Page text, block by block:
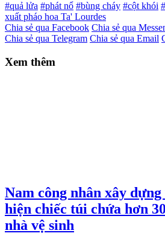
#quả lửa #phát nổ #bùng cháy #cột khói
xuất pháo hoa Ta' Lourdes
Chia sẻ qua Facebook Chia sẻ qua
Chia sẻ qua Telegram Chia sẻ qua Email
Xem thêm
Nam công nhân xây
hiện chiếc túi chứa hơn
nhà vệ sinh